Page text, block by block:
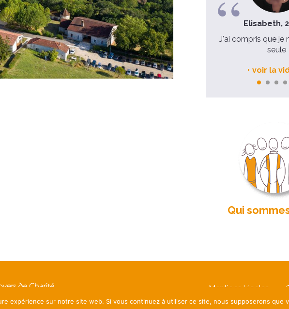
Véronique, 41 ans
J'avais besoin de revisiter les
fondamentaux de la foi chrétienne
voir la video
Elisabeth,
J'ai compris que je
seule
voir la
Qui
Mentions légales
expérience sur notre site web. Si vous continuez à utiliser ce site, nous supposerons que